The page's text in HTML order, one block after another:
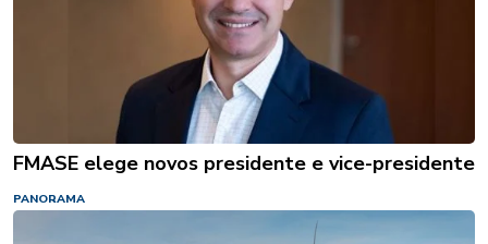
FMASE elege novos presidente e vice-presidente
PANORAMA